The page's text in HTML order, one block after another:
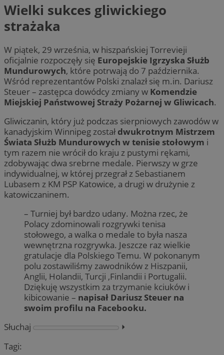
Wielki sukces gliwickiego
strażaka
W piątek, 29 września, w hiszpańskiej Torrevieji
oficjalnie rozpoczęły się Europejskie Igrzyska Służb
Mundurowych, które potrwają do 7 października.
Wśród reprezentantów Polski znalazł się m.in. Dariusz
Steuer – zastępca dowódcy zmiany w Komendzie
Miejskiej Państwowej Straży Pożarnej w Gliwicach.
Gliwiczanin, który już podczas sierpniowych zawodów w
kanadyjskim Winnipeg zostałdwukrotnym Mistrzem
Świata Służb Mundurowych w tenisie stołowym i
tym razem nie wrócił do kraju z pustymi rękami,
zdobywając dwa srebrne medale. Pierwszy w grze
indywidualnej, w której przegrał z Sebastianem
Lubasem z KM PSP Katowice, a drugi w drużynie z
katowiczaninem.
– Turniej był bardzo udany. Można rzec, że
Polacy zdominowali rozgrywki tenisa
stołowego, a walka o medale to była nasza
wewnętrzna rozgrywka. Jeszcze raz wielkie
gratulacje dla Polskiego Temu. W pokonanym
polu zostawiliśmy zawodników z Hiszpanii,
Anglii, Holandii, Turcji ,Finlandii i Portugalii.
Dziękuję wszystkim za trzymanie kciuków i
kibicowanie – napisał Dariusz Steuer na
swoim profilu na Facebooku.
Słuchaj
⏵︎
Tagi: